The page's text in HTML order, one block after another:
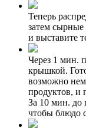
Теперь
затем
и выставите
Через 1 мин.
крышкой.
возможно
продуктов, и
За 10 мин. до
чтобы блюдо